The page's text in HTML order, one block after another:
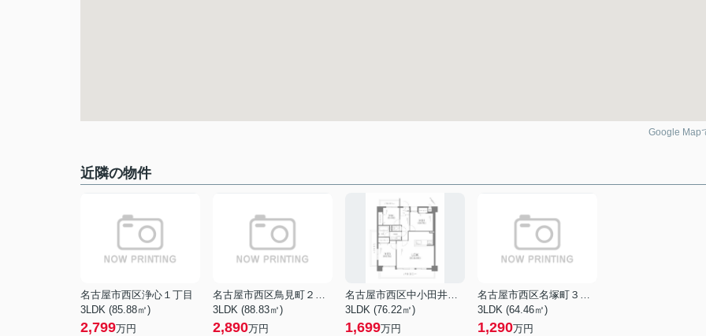
Google Map
近隣の物件
名古屋市西区浄心１丁目
3LDK (85.88㎡)
2,799万円
名古屋市西区鳥見町２丁目
3LDK (88.83㎡)
2,890万円
名古屋市西区中小田井３丁目
3LDK (76.22㎡)
1,699万円
名古屋市西区名塚町３丁目
3LDK (64.46㎡)
1,290万円